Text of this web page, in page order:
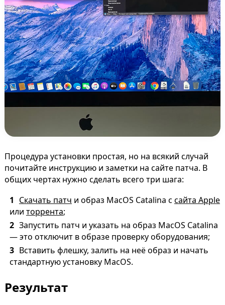
Процедура установки простая, но на всякий случай
почитайте инструкцию и заметки на сайте патча. В
общих чертах нужно сделать всего три шага:
Скачать патч и образ MacOS Catalina с сайта Apple
или торрента;
Запустить патч и указать на образ MacOS Catalina
— это отключит в образе проверку оборудования;
Вставить флешку, залить на неё образ и начать
стандартную установку MacOS.
Результат